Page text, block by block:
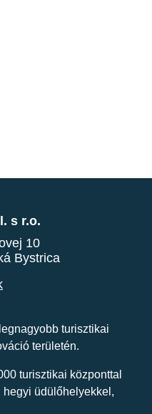
s r.o.
10
Bystrica
turisztikai
területén.
turisztikai központtal
üdülőhelyekkel,